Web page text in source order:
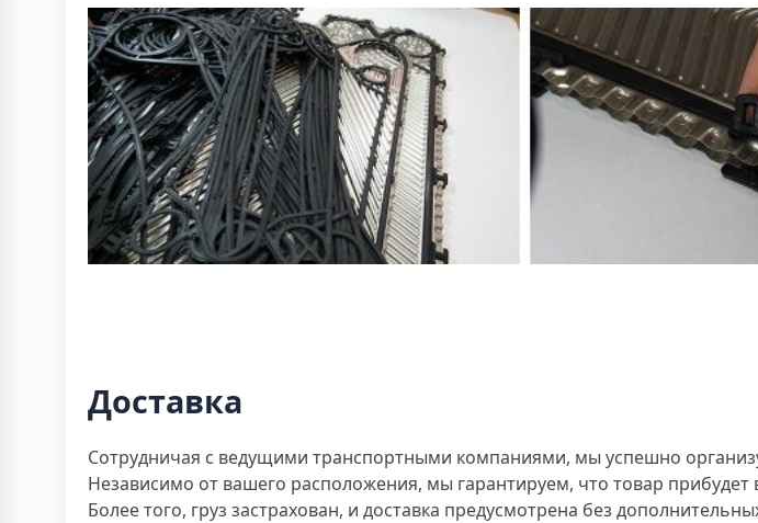
Доставка
Сотрудничая с ведущими транспортными компаниями, мы успешно
Независимо от вашего расположения, мы гарантируем, что товар
Более того, груз застрахован, и доставка предусмотрена без